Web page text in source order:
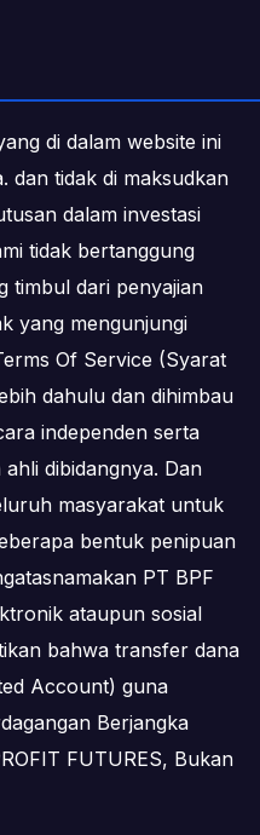
di dalam website ini
dan tidak di maksudkan
dalam investasi
tidak bertanggung
timbul dari penyajian
yang mengunjungi
Of Service (Syarat
dahulu dan dihimbau
independen serta
dibidangnya. Dan
masyarakat untuk
bentuk penipuan
PT BPF
ataupun sosial
bahwa transfer dana
Account) guna
Berjangka
FUTURES, Bukan